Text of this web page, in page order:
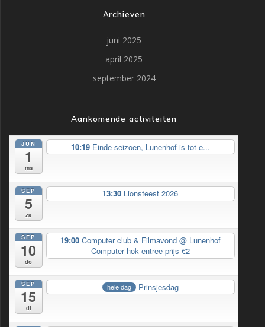
Archieven
juni 2025
april 2025
september 2024
Aankomende activiteiten
JUN
1
ma
10:19 Einde seizoen, Lunenhof is tot e...
SEP
5
za
13:30 Lionsfeest 2026
SEP
10
do
19:00 Computer club & Filmavond @ Lunenhof
Computer hok entree prijs €2
SEP
15
di
hele dag Prinsjesdag